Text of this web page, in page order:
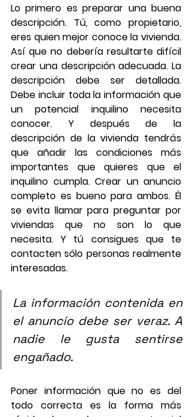
Lo primero es preparar una buena
descripción. Tú, como propietario,
eres quien mejor conoce la vivienda.
Así que no debería resultarte difícil
crear una descripción adecuada. La
descripción debe ser detallada.
Debe incluir toda la información que
un potencial inquilino necesita
conocer. Y después de la
descripción de la vivienda tendrás
que añadir las condiciones más
importantes que quieres que el
inquilino cumpla. Crear un anuncio
completo es bueno para ambos. Él
se evita llamar para preguntar por
viviendas que no son lo que
necesita. Y tú consigues que te
contacten sólo personas realmente
interesadas.
La información contenida en
el anuncio debe ser veraz. A
nadie le gusta sentirse
engañado.
Poner información que no es del
todo correcta es la forma más